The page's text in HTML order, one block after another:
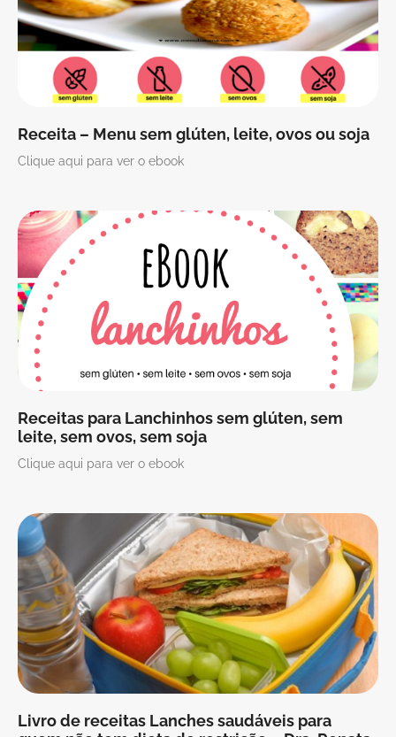
Receita – Menu sem glúten, leite, ovos ou soja
Clique aqui para ver o ebook
Receitas para Lanchinhos sem glúten, sem
leite, sem ovos, sem soja
Clique aqui para ver o ebook
Livro de receitas Lanches saudáveis para